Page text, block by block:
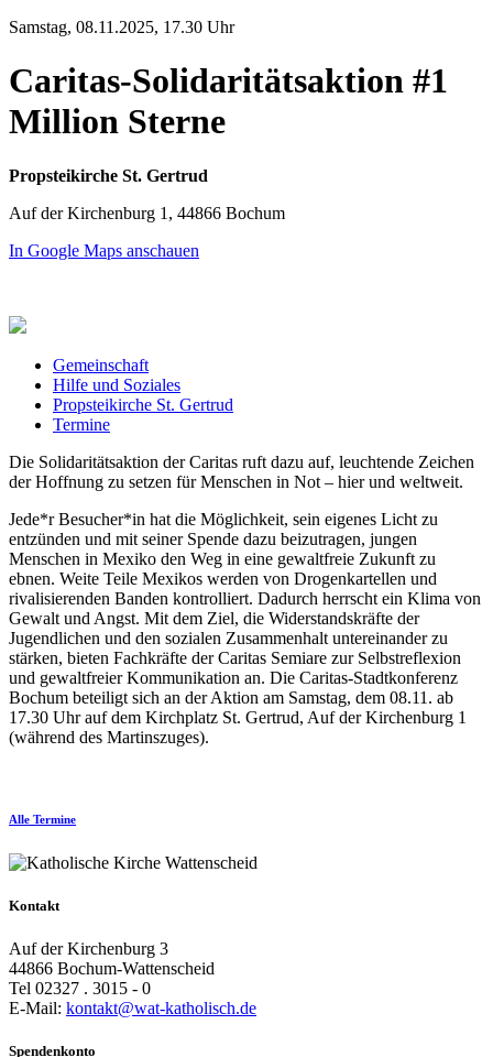
Samstag, 08.11.2025, 17.30 Uhr
Caritas-Solidaritätsaktion #1
Million Sterne
Propsteikirche St. Gertrud
Auf der Kirchenburg 1, 44866 Bochum
In Google Maps anschauen
Gemeinschaft
Hilfe und Soziales
Propsteikirche St. Gertrud
Termine
Die Solidaritätsaktion der Caritas ruft dazu auf, leuchtende Zeichen
der Hoffnung zu setzen für Menschen in Not – hier und weltweit.
Jede*r Besucher*in hat die Möglichkeit, sein eigenes Licht zu
entzünden und mit seiner Spende dazu beizutragen, jungen
Menschen in Mexiko den Weg in eine gewaltfreie Zukunft zu
ebnen. Weite Teile Mexikos werden von Drogenkartellen und
rivalisierenden Banden kontrolliert. Dadurch herrscht ein Klima von
Gewalt und Angst. Mit dem Ziel, die Widerstandskräfte der
Jugendlichen und den sozialen Zusammenhalt untereinander zu
stärken, bieten Fachkräfte der Caritas Semiare zur Selbstreflexion
und gewaltfreier Kommunikation an. Die Caritas-Stadtkonferenz
Bochum beteiligt sich an der Aktion am Samstag, dem 08.11. ab
17.30 Uhr auf dem Kirchplatz St. Gertrud, Auf der Kirchenburg 1
(während des Martinszuges).
Alle Termine
Kontakt
Auf der Kirchenburg 3
44866 Bochum-Wattenscheid
Tel 02327 . 3015 - 0
E-Mail: kontakt@wat-katholisch.de
Spendenkonto